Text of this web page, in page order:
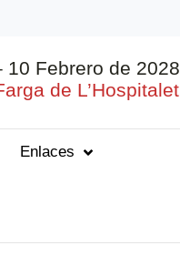
10 Febrero de 2028
de L’Hospitalet
Enlaces